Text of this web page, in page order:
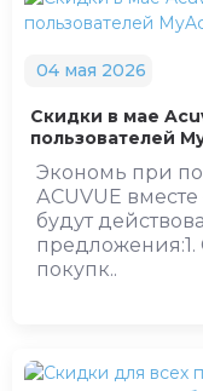
04 мая 2026
Скидки в мае
пользователей
Экономь при
АCUVUE вместе
будут
предложения:1.
покупк..